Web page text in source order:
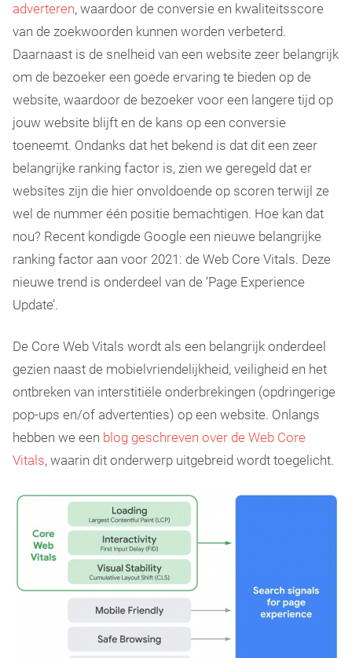
adverteren, waardoor de conversie en kwaliteitsscore
van de zoekwoorden kunnen worden verbeterd.
Daarnaast is de snelheid van een website zeer belangrijk
om de bezoeker een goede ervaring te bieden op de
website, waardoor de bezoeker voor een langere tijd op
jouw website blijft en de kans op een conversie
toeneemt. Ondanks dat het bekend is dat dit een zeer
belangrijke ranking factor is, zien we geregeld dat er
websites zijn die hier onvoldoende op scoren terwijl ze
wel de nummer één positie bemachtigen. Hoe kan dat
nou? Recent kondigde Google een nieuwe belangrijke
ranking factor aan voor 2021: de Web Core Vitals. Deze
nieuwe trend is onderdeel van de ‘Page Experience
Update’.
De Core Web Vitals wordt als een belangrijk onderdeel
gezien naast de mobielvriendelijkheid, veiligheid en het
ontbreken van interstitiële onderbrekingen (opdringerige
pop-ups en/of advertenties) op een website. Onlangs
hebben we een blog geschreven over de Web Core
Vitals, waarin dit onderwerp uitgebreid wordt toegelicht.